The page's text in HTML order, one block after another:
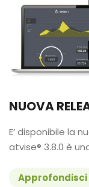
NUOVA
E’ disponibile la
atvise® 3.8.0 è
Approfondisci